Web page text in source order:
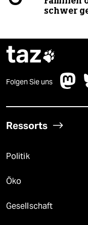
schwer
taz
Folgen Sie uns
Ressorts
Politik
Öko
Gesellschaft